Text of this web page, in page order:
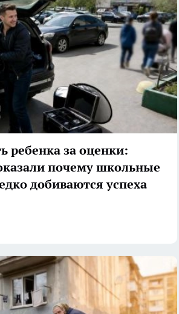
ребенка за оценки:
почему школьные
добиваются успеха